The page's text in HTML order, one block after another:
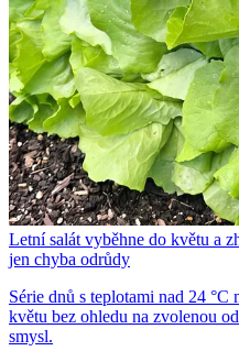
Letní salát vyběhne do květu a
jen chyba odrůdy
Série dnů s teplotami nad 24
květu bez ohledu na zvolenou
smysl.